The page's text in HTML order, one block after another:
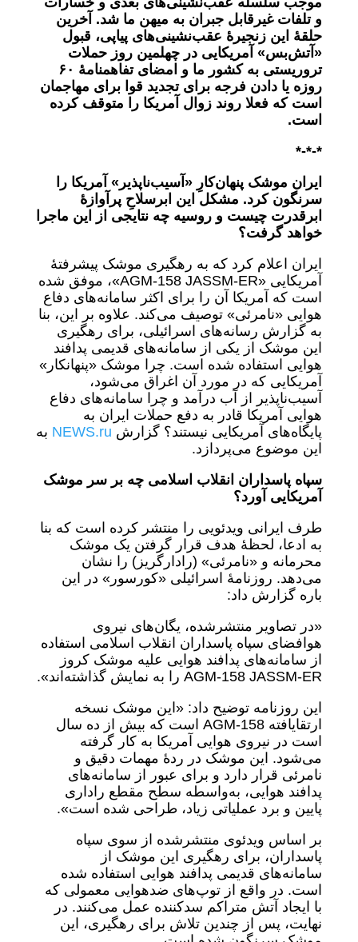
و تلفات غیرقابل جبران به میهن ما شد. آخرین
حلقۀ این زنجیرۀ عقب‌نشینی‌های پیاپی، قبول
«آتش‌بس» آمریکایی در چهلمین روز حملات
تروریستی به کشور ما و امضای تفاهمنامۀ ۶٠
روزه یا دادن فرجه برای تجدید قوا برای مهاجمان
است که فعلا روند زوال آمریکا را متوقف کرده
است.
*-*-*
ایران موشک پنهان‌کارِ «آسیب‌ناپذیر» آمریکا را
سرنگون کرد. مشکل این ابرسلاحِ پرآوازهٔ
ابرقدرت چیست و روسیه چه نتایجی از این ماجرا
خواهد گرفت؟
ایران اعلام کرد که به رهگیری موشک پیشرفتۀ
آمریکایی «AGM-158 JASSM-ER»، موفق شده
است که آمریکا آن را برای اکثر سامانه‌های دفاع
هوایی «نامرئی» توصیف می‌کند. علاوه بر این، بنا
به گزارش رسانه‌های اسرائیلی، برای رهگیری
این موشک از یکی از سامانه‌های قدیمی پدافند
هوایی استفاده شده است. چرا موشک «پنهانکار»
آمریکایی که در مورد آن اغراق می‌شود،
آسیب‌ناپذیر از آب درآمد و چرا سامانه‌های دفاع
هوایی آمریکا قادر به دفع حملات ایران به
پایگاه‌های آمریکایی نیستند؟ گزارش
به
این موضوع می‌پردازد.
سپاه پاسداران انقلاب اسلامی چه بر سر موشک
آمریکایی آورد؟
طرف ایرانی ویدئویی را منتشر کرده است که بنا
به ادعا، لحظۀ هدف قرار گرفتن یک موشک
محرمانه و «نامرئی» (رادارگریز) را نشان
می‌دهد. روزنامۀ اسرائیلی «کورسور» در این
باره گزارش داد:
«در تصاویر منتشرشده، یگان‌های نیروی
هوافضای سپاه پاسداران انقلاب اسلامی استفاده
از سامانه‌های پدافند هوایی علیه موشک کروز
AGM-158 JASSM-ER را به نمایش گذاشته‌اند».
این روزنامه توضیح داد: «این موشک نسخه
ارتقایافته AGM-158 است که بیش از ده سال
است در نیروی هوایی آمریکا به کار گرفته
می‌شود. این موشک در ردۀ مهمات دقیق و
نامرئی قرار دارد و برای عبور از سامانه‌های
پدافند هوایی، به‌واسطه سطح مقطع راداری
پایین و برد عملیاتی زیاد، طراحی شده است».
بر اساس ویدئوی منتشرشده از سوی سپاه
پاسداران، برای رهگیری این موشک از
سامانه‌های قدیمی پدافند هوایی استفاده شده
است. در واقع از توپ‌های ضدهوایی معمولی که
با ایجاد آتش متراکم سدکننده عمل می‌کنند. در
نهایت، پس از چندین تلاش برای رهگیری، این